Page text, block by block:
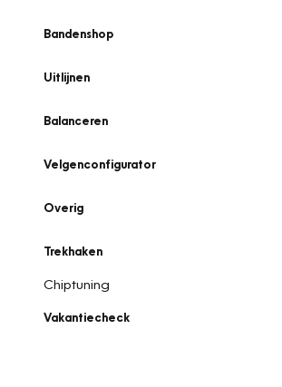
Bandenshop
Uitlijnen
Balanceren
Velgenconfigurator
Overig
Trekhaken
Chiptuning
Vakantiecheck